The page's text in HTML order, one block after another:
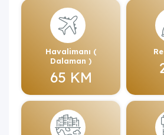
Havalimanı (
Dalaman )
65 KM